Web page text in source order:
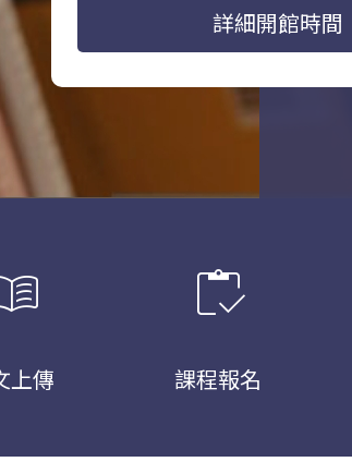
詳細開館時間
上傳
inventory
課程報名